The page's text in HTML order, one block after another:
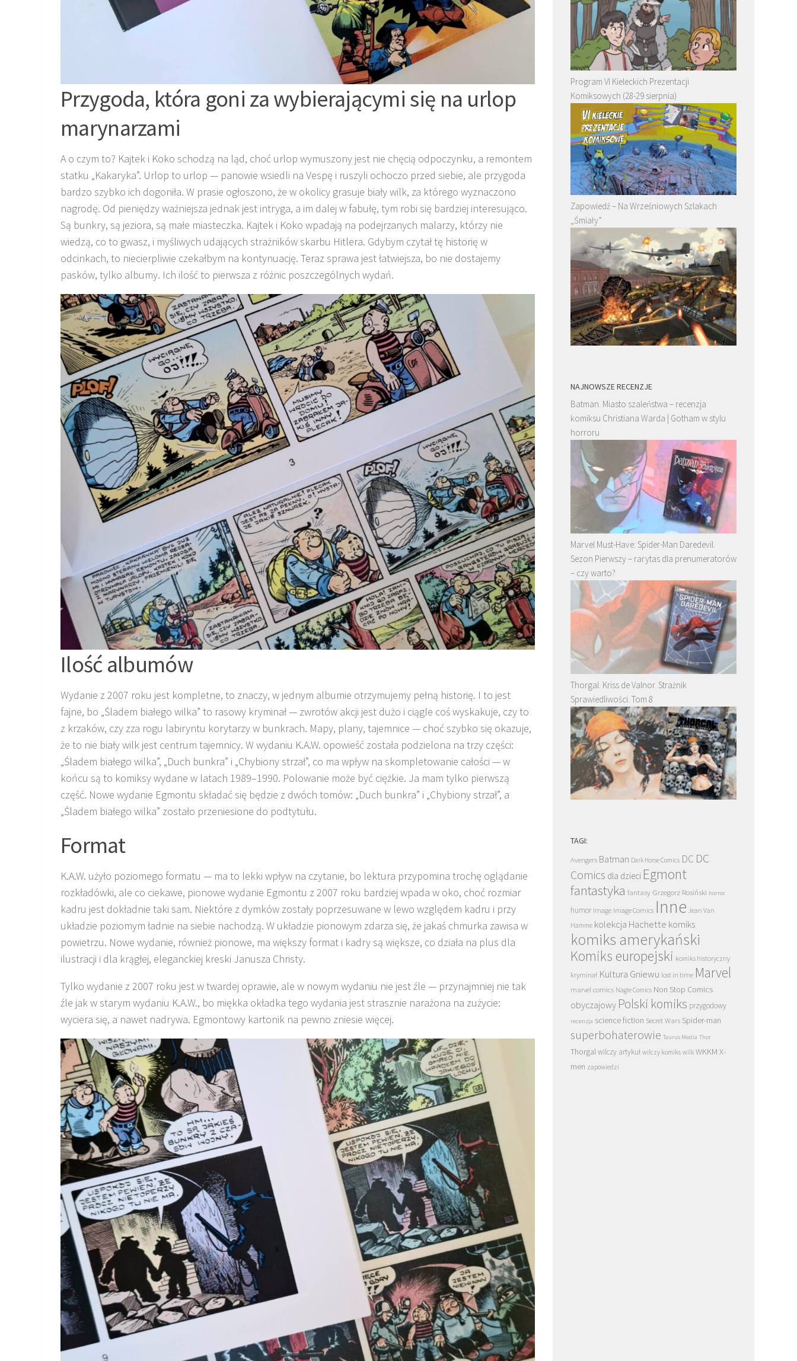
Przygoda, która goni za wybierającymi się na urlop
marynarzami
A o czym to? Kajtek i Koko schodzą na ląd, choć urlop wymuszony jest nie chęcią odpoczynku, a remontem
statku „Kakaryka”. Urlop to urlop — panowie wsiedli na Vespę i ruszyli ochoczo przed siebie, ale przygoda
bardzo szybko ich dogoniła. W prasie ogłoszono, że w okolicy grasuje biały wilk, za którego wyznaczono
nagrodę. Od pieniędzy ważniejsza jednak jest intryga, a im dalej w fabułę, tym robi się bardziej interesująco.
Są bunkry, są jeziora, są małe miasteczka. Kajtek i Koko wpadają na podejrzanych malarzy, którzy nie
wiedzą, co to gwasz, i myśliwych udających strażników skarbu Hitlera. Gdybym czytał tę historię w
odcinkach, to niecierpliwie czekałbym na kontynuację. Teraz sprawa jest łatwiejsza, bo nie dostajemy
pasków, tylko albumy. Ich ilość to pierwsza z różnic poszczególnych wydań.
Ilość albumów
Wydanie z 2007 roku jest kompletne, to znaczy, w jednym albumie otrzymujemy pełną historię. I to jest
fajne, bo „Śladem białego wilka” to rasowy kryminał — zwrotów akcji jest dużo i ciągle coś wyskakuje, czy to
z krzaków, czy zza rogu labiryntu korytarzy w bunkrach. Mapy, plany, tajemnice — choć szybko się okazuje,
że to nie biały wilk jest centrum tajemnicy. W wydaniu K.A.W. opowieść została podzielona na trzy części:
„Śladem białego wilka”, „Duch bunkra” i „Chybiony strzał”, co ma wpływ na skompletowanie całości — w
końcu są to komiksy wydane w latach 1989–1990. Polowanie może być ciężkie. Ja mam tylko pierwszą
część. Nowe wydanie Egmontu składać się będzie z dwóch tomów: „Duch bunkra” i „Chybiony strzał”, a
„Śladem białego wilka” zostało przeniesione do podtytułu.
Format
K.A.W. użyło poziomego formatu — ma to lekki wpływ na czytanie, bo lektura przypomina trochę oglądanie
rozkładówki, ale co ciekawe, pionowe wydanie Egmontu z 2007 roku bardziej wpada w oko, choć rozmiar
kadru jest dokładnie taki sam. Niektóre z dymków zostały poprzesuwane w lewo względem kadru i przy
układzie poziomym ładnie na siebie nachodzą. W układzie pionowym zdarza się, że jakaś chmurka zawisa w
powietrzu. Nowe wydanie, również pionowe, ma większy format i kadry są większe, co działa na plus dla
ilustracji i dla krągłej, eleganckiej kreski Janusza Christy.
Tylko wydanie z 2007 roku jest w twardej oprawie, ale w nowym wydaniu nie jest źle — przynajmniej nie tak
źle jak w starym wydaniu K.A.W., bo miękka okładka tego wydania jest strasznie narażona na zużycie:
wyciera się, a nawet nadrywa. Egmontowy kartonik na pewno zniesie więcej.
Program VI Kieleckich Prezentacji
Komiksowych (28-29 sierpnia)
Zapowiedź – Na Wrześniowych Szlakach
„Śmiały”
NAJNOWSZE RECENZJE
Batman. Miasto szaleństwa – recenzja
komiksu Christiana Warda | Gotham w stylu
horroru
Marvel Must-Have: Spider-Man Daredevil.
Sezon Pierwszy – rarytas dla prenumeratorów
– czy warto?
Thorgal. Kriss de Valnor. Strażnik
Sprawiedliwości. Tom 8
TAGI:
Avengers Batman Dark Horse Comics DC DC
Comics dla dzieci Egmont
fantastyka fantasy Grzegorz Rosiński horror
humor Image Image Comics Inne Jean Van
Hamme kolekcja Hachette komiks
komiks amerykański
Komiks europejski komiks historyczny
kryminał Kultura Gniewu lost in time Marvel
marvel comics Nagle Comics Non Stop Comics
obyczajowy Polski komiks przygodowy
recenzja science fiction Secret Wars Spider-man
superbohaterowie Taurus Media Thor
Thorgalwilczy artykuł wilczy komiks wilk WKKM X-
men zapowiedzi